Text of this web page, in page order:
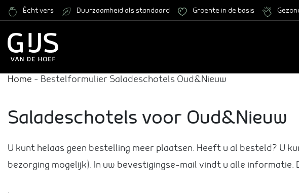
Écht vers Duurzaamheid als standaard Groente in de basis
Home - Bestelformulier Saladeschotels Oud&Nieuw
Saladeschotels voor Oud&Nieuw
U kunt helaas geen bestelling meer plaatsen. Heeft u al besteld? U
bezorging mogelijk). In uw bevestigingse-mail vindt u alle informatie.
.